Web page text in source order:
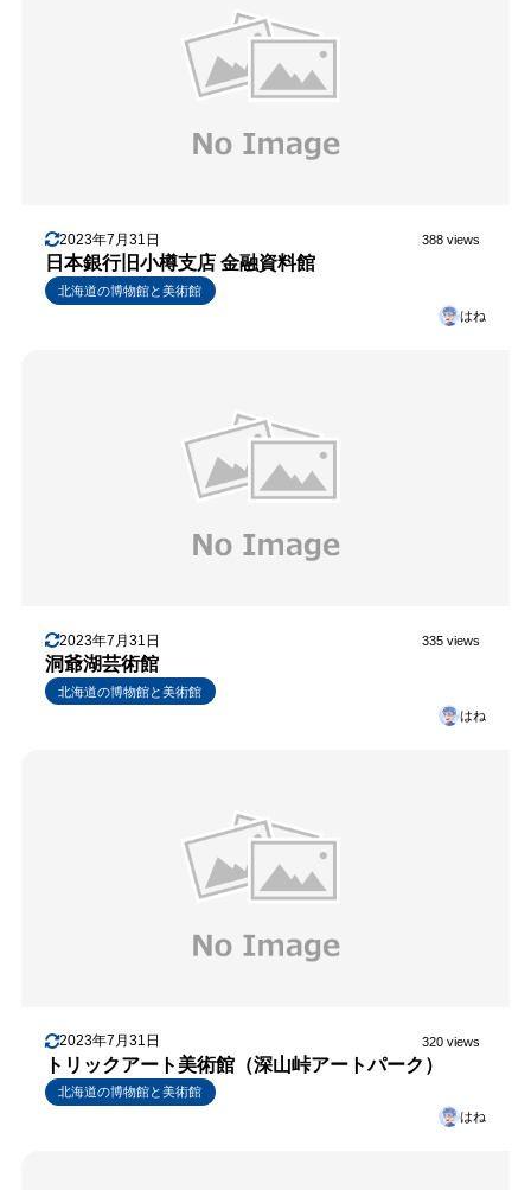
2023年7月31日 388 views
日本銀行旧小樽支店 金融資料館
北海道の博物館と美術館
はね
2023年7月31日 335 views
洞爺湖芸術館
北海道の博物館と美術館
はね
2023年7月31日 320 views
トリックアート美術館（深山峠アートパーク）
北海道の博物館と美術館
はね